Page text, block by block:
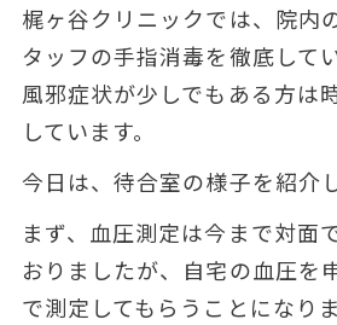
梶ヶ谷クリニックでは、院内
タッフの手指消毒を徹底して
風邪症状が少しでもある方は
しています。
今日は、待合室の様子を紹介し
まず、血圧測定は今まで対面
おりましたが、自宅の血圧を
で測定してもらうことになり